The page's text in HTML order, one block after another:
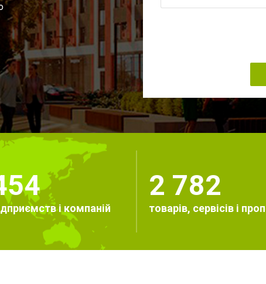
і компаній
2 782
товарів, сервісів і